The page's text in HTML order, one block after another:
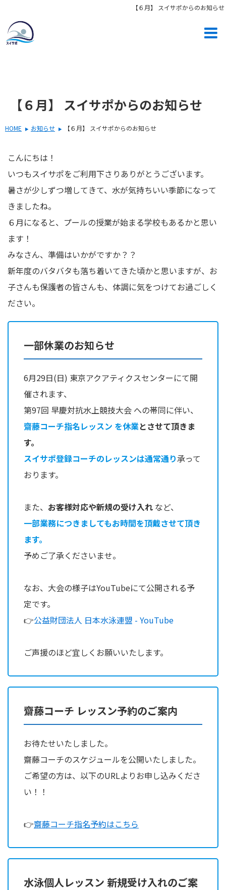
【６月】 スイサポからのお知らせ
【６月】 スイサポからのお知らせ
HOME お知らせ 【６月】 スイサポからのお知らせ
こんにちは！
いつもスイサポをご利用下さりありがとうございます。
暑さが少しずつ増してきて、水が気持ちいい季節になって
きましたね。
６月になると、プールの授業が始まる学校もあるかと思い
ます！
みなさん、準備はいかがですか？？
新年度のバタバタも落ち着いてきた頃かと思いますが、お
子さんも保護者の皆さんも、体調に気をつけてお過ごしく
ださい。
一部休業のお知らせ
6月29日(日) 東京アクアティクスセンターにて開
催されます、
第97回 早慶対抗水上競技大会 への帯同に伴い、
齋藤コーチ指名レッスン を休業とさせて頂きま
す。
スイサポ登録コーチのレッスンは通常通り承って
おります。
また、 お客様対応や新規の受け入れ など、
一部業務につきましてもお時間を頂戴させて頂き
ます。
予めご了承くださいませ。
なお、大会の様子はYouTubeにて公開される予
定です。
👉公益財団法人 日本水泳連盟 - YouTube
ご声援のほど宜しくお願いいたします。
齋藤コーチ レッスン予約のご案内
お待たせいたしました。
齋藤コーチのスケジュールを公開いたしました。
ご希望の方は、以下のURLよりお申し込みくださ
い！！
👉齋藤コーチ指名予約はこちら
水泳個人レッスン 新規受け入れのご案